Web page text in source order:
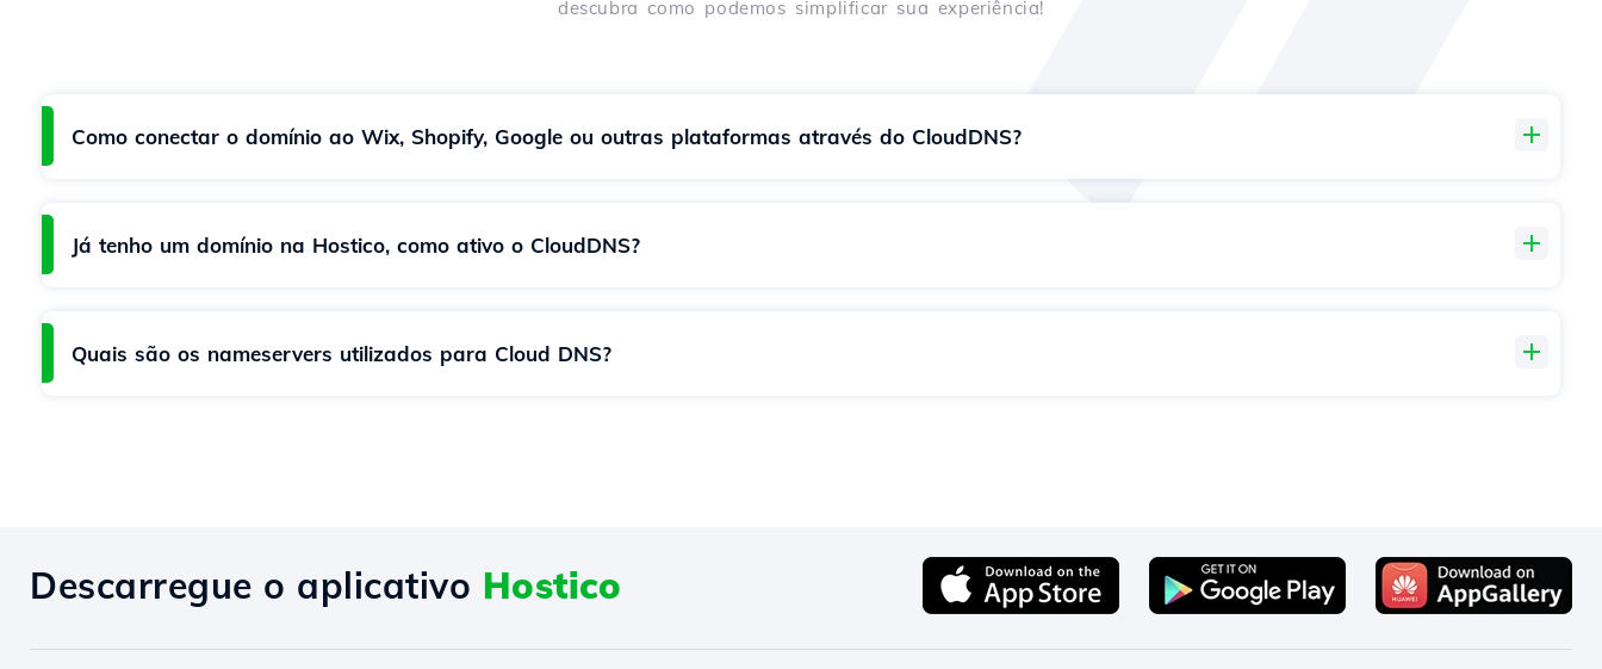
descubra como podemos simplificar sua experiência!
Como conectar o domínio ao Wix, Shopify, Google ou outras plataformas através do CloudDNS?
Já tenho um domínio na Hostico, como ativo o CloudDNS?
Quais são os nameservers utilizados para Cloud DNS?
Descarregue o aplicativo Hostico